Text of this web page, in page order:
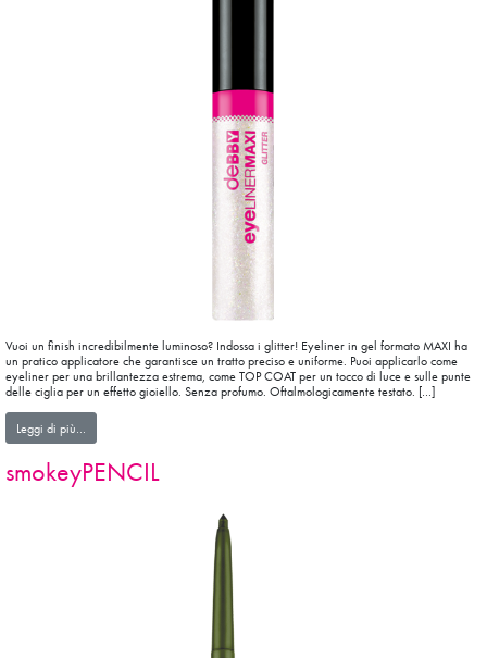
Vuoi un finish incredibilmente luminoso? Indossa i glitter! Eyeliner in gel formato MAXI ha
un pratico applicatore che garantisce un tratto preciso e uniforme. Puoi applicarlo come
eyeliner per una brillantezza estrema, come TOP COAT per un tocco di luce e sulle punte
delle ciglia per un effetto gioiello. Senza profumo. Oftalmologicamente testato. […]
Leggi di più…
smokeyPENCIL